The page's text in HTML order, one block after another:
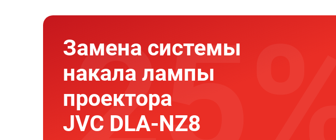
Замена системы
накала лампы
проектора
JVC DLA-NZ8